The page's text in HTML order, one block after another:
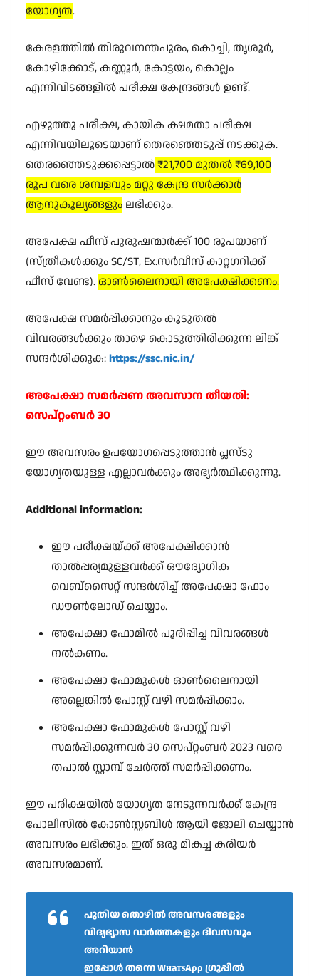
യോഗ്യത.
കേരളത്തിൽ തിരുവനന്തപുരം, കൊച്ചി, തൃശൂർ,
കോഴിക്കോട്, കണ്ണൂർ, കോട്ടയം, കൊല്ലം
എന്നിവിടങ്ങളിൽ പരീക്ഷ കേന്ദ്രങ്ങൾ ഉണ്ട്.
എഴുത്തു പരീക്ഷ, കായിക ക്ഷമതാ പരീക്ഷ
എന്നിവയിലൂടെയാണ് തെരഞ്ഞെടുപ്പ് നടക്കുക.
തെരഞ്ഞെടുക്കപ്പെട്ടാൽ₹21,700 മുതൽ ₹69,100
രൂപ വരെ ശമ്പളവും മറ്റു കേന്ദ്ര സർക്കാർ
ആനുകൂല്യങ്ങളും ലഭിക്കും.
അപേക്ഷ ഫീസ് പുരുഷന്മാർക്ക് 100 രൂപയാണ്
(സ്ത്രീകൾക്കും SC/ST, Ex.സർവീസ് കാറ്റഗറിക്ക്
ഫീസ് വേണ്ട). ഓൺലൈനായി അപേക്ഷിക്കണം.
അപേക്ഷ സമർപ്പിക്കാനും കൂടുതൽ
വിവരങ്ങൾക്കും താഴെ കൊടുത്തിരിക്കുന്ന ലിങ്ക്
സന്ദർശിക്കുക:https://ssc.nic.in/
അപേക്ഷാ സമർപ്പണ അവസാന തീയതി:
സെപ്റ്റംബർ 30
ഈ അവസരം ഉപയോഗപ്പെടുത്താൻ പ്ലസ്ടു
യോഗ്യതയുള്ള എല്ലാവർക്കും അഭ്യർത്ഥിക്കുന്നു.
Additional information:
ഈ പരീക്ഷയ്ക്ക് അപേക്ഷിക്കാൻ
താൽപ്പര്യമുള്ളവർക്ക് ഔദ്യോഗിക
വെബ്സൈറ്റ് സന്ദർശിച്ച് അപേക്ഷാ ഫോം
ഡൗൺലോഡ് ചെയ്യാം.
അപേക്ഷാ ഫോമിൽ പൂരിപ്പിച്ച വിവരങ്ങൾ
നൽകണം.
അപേക്ഷാ ഫോമുകൾ ഓൺലൈനായി
അല്ലെങ്കിൽ പോസ്റ്റ് വഴി സമർപ്പിക്കാം.
അപേക്ഷാ ഫോമുകൾ പോസ്റ്റ് വഴി
സമർപ്പിക്കുന്നവർ 30 സെപ്റ്റംബർ 2023 വരെ
തപാൽ സ്റ്റാമ്പ് ചേർത്ത് സമർപ്പിക്കണം.
ഈ പരീക്ഷയിൽ യോഗ്യത നേടുന്നവർക്ക് കേന്ദ്ര
പോലീസിൽ കോൺസ്റ്റബിൾ ആയി ജോലി ചെയ്യാൻ
അവസരം ലഭിക്കും. ഇത് ഒരു മികച്ച കരിയർ
അവസരമാണ്.
പുതിയ തൊഴിൽ അവസരങ്ങളും
വിദ്യഭ്യാസ വാർത്തകളും ദിവസവും
അറിയാൻ
ഇപ്പോൾ തന്നെ WнaтѕAρρ ഗ്രൂപ്പിൽ